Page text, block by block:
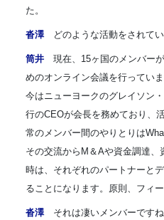
た。
沓澤どのような活動をされてい
筒井 現在、15ヶ国のメンバー
めのオンライン会議を行っていま
今はニューヨークのグレイソン
行のCEOが会長を務めており、
常のメンバー間のやりとりは
その交流からM＆Aや資金調達
時は、それぞれのパートナーと
ることになります。原則、フィー
沓澤それは凄いメンバーですね